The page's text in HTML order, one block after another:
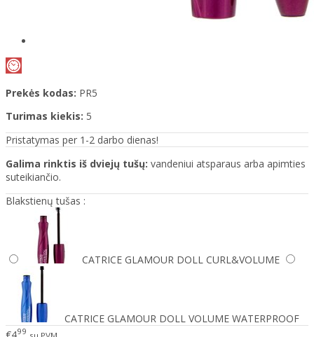
Prekės kodas: PR5
Turimas kiekis: 5
Pristatymas per 1-2 darbo dienas!
Galima rinktis iš dviejų tušų: vandeniui atsparaus arba apimties
suteikiančio.
Blakstienų tušas :
CATRICE GLAMOUR DOLL CURL&VOLUME
CATRICE GLAMOUR DOLL VOLUME WATERPROOF
99